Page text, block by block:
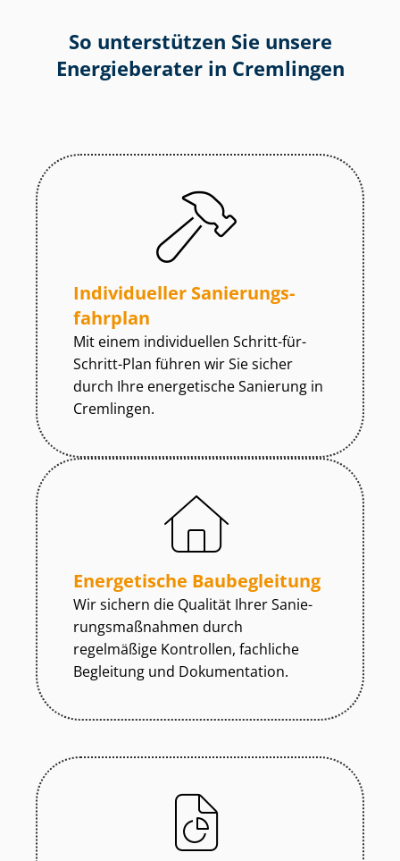
So unterstützen Sie unsere
Energieberater in Cremlingen
Individueller Sa­nie­rungs­
fahr­plan
Mit einem individuellen Schritt-für-
Schritt-Plan führen wir Sie sicher
durch Ihre energetische Sanierung in
Cremlingen.
Energetische Baubegleitung
Wir sichern die Qualität Ihrer Sa­nie­
rungs­maß­nah­men durch
regelmäßige Kontrollen, fachliche
Begleitung und Dokumentation.